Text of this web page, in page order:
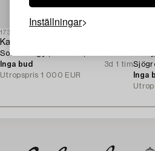
Inställningar
1731925
Karim Rashid
Soffa "Orgy", Offecct, 2000-tal.
Inga bud
3d 1 tim
Utropspris 1 000 EUR
Inga